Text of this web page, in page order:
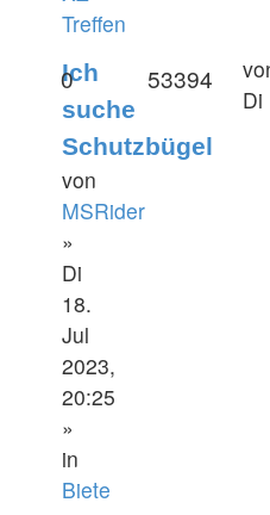
Treffen
Ich
suche
Schutzbügel
von
MSRider
»
Di
18.
Jul
2023,
20:25
»
in
Biete
0 53394
Di